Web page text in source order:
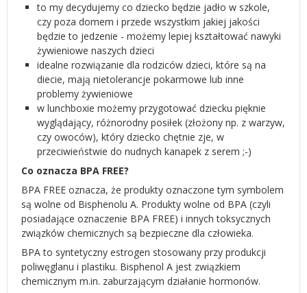
to my decydujemy co dziecko będzie jadło w szkole,
czy poza domem i przede wszystkim jakiej jakości
będzie to jedzenie - możemy lepiej kształtować nawyki
żywieniowe naszych dzieci
idealne rozwiązanie dla rodziców dzieci, które są na
diecie, mają nietolerancje pokarmowe lub inne
problemy żywieniowe
w lunchboxie możemy przygotować dziecku pięknie
wyglądający, różnorodny posiłek (złożony np. z warzyw,
czy owoców), który dziecko chętnie zje, w
przeciwieństwie do nudnych kanapek z serem ;-)
Co oznacza BPA FREE?
BPA FREE oznacza, że produkty oznaczone tym symbolem
są wolne od Bisphenolu A. Produkty wolne od BPA (czyli
posiadające oznaczenie BPA FREE) i innych toksycznych
związków chemicznych są bezpieczne dla człowieka.
BPA to syntetyczny estrogen stosowany przy produkcji
poliwęglanu i plastiku. Bisphenol A jest związkiem
chemicznym m.in. zaburzającym działanie hormonów.